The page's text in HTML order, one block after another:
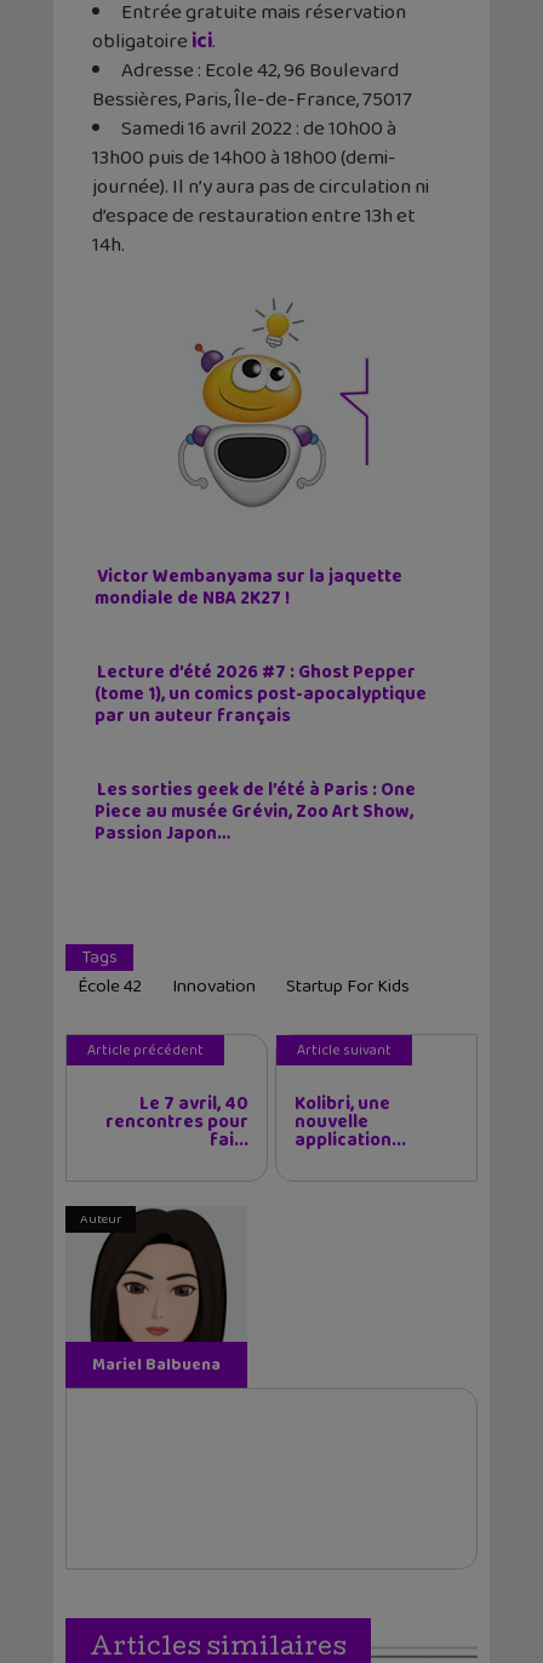
Entrée gratuite mais réservation
obligatoireici.
Adresse : Ecole 42, 96 Boulevard
Bessières, Paris, Île-de-France, 75017
Samedi 16 avril 2022 : de 10h00 à
13h00 puis de 14h00 à 18h00 (demi-
journée). Il n’y aura pas de circulation ni
d’espace de restauration entre 13h et
14h.
Victor Wembanyama sur la jaquette
mondiale de NBA 2K27 !
Lecture d’été 2026 #7 : Ghost Pepper
(tome 1), un comics post-apocalyptique
par un auteur français
Les sorties geek de l’été à Paris : One
Piece au musée Grévin, Zoo Art Show,
Passion Japon…
Tags
École 42
Innovation Startup For Kids
Article précédent
Le 7 avril, 40
rencontres pour
fai...
Article suivant
Kolibri, une
nouvelle
application...
Auteur
Mariel Balbuena
Articles similaires